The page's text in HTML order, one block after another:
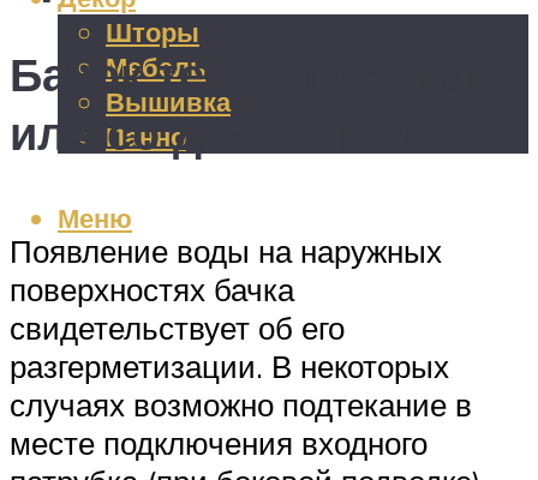
Шторы
Мебель
Вышивка
Панно
Меню
Бачок течет по бокам
или со дна на пол
Появление воды на наружных
поверхностях бачка
свидетельствует об его
разгерметизации. В некоторых
случаях возможно подтекание в
месте подключения входного